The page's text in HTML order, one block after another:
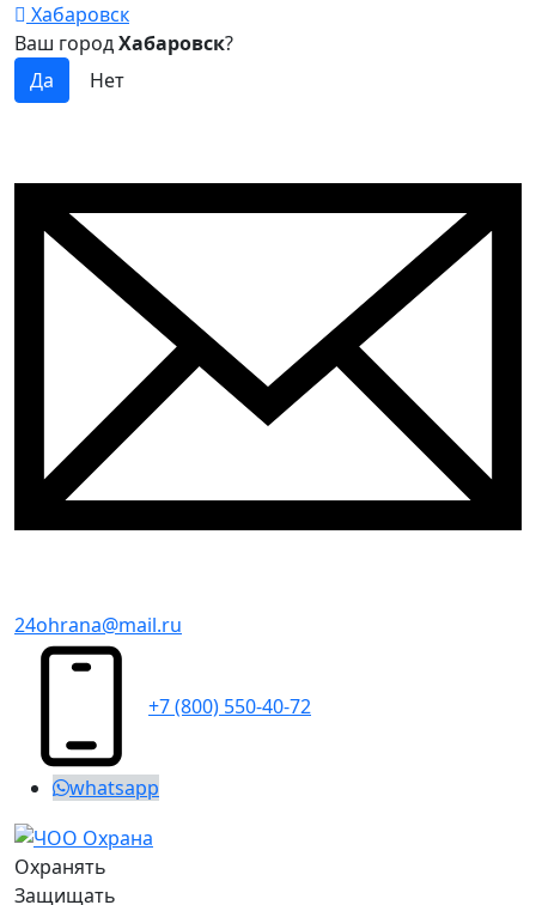
Хабаровск
Ваш городХабаровск?
24ohrana@mail.ru
+7 (800) 550-40-72
whatsapp
Охранять
Защищать